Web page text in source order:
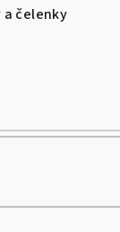
čelenky